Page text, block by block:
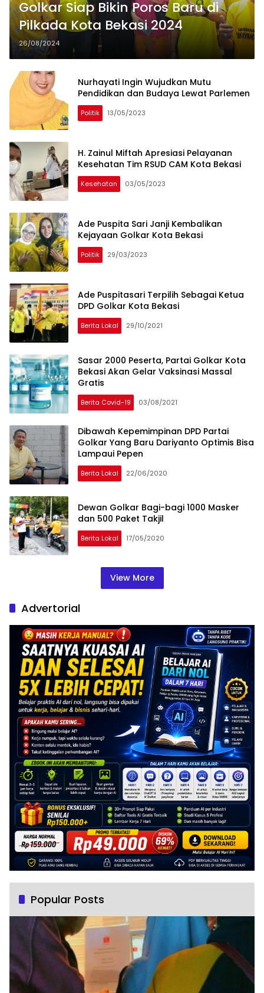
Golkar Siap Bikin Poros Baru di
Pilkada Kota Bekasi 2024
26/08/2024
Nurhayati Ingin Wujudkan Mutu
Pendidikan dan Budaya Lewat Parlemen
Politik 13/05/2023
H. Zainul Miftah Apresiasi Pelayanan
Kesehatan Tim RSUD CAM Kota Bekasi
Kesehatan 03/05/2023
Ade Puspita Sari Janji Kembalikan
Kejayaan Golkar Kota Bekasi
Politik 29/03/2023
Ade Puspitasari Terpilih Sebagai Ketua
DPD Golkar Kota Bekasi
Berita Lokal 29/10/2021
Sasar 2000 Peserta, Partai Golkar Kota
Bekasi Akan Gelar Vaksinasi Massal
Gratis
Berita Covid-19 03/08/2021
Dibawah Kepemimpinan DPD Partai
Golkar Yang Baru Dariyanto Optimis Bisa
Lampaui Pepen
Berita Lokal 22/06/2020
Dewan Golkar Bagi-bagi 1000 Masker
dan 500 Paket Takjil
Berita Lokal 17/05/2020
View More
Advertorial
Popular Posts